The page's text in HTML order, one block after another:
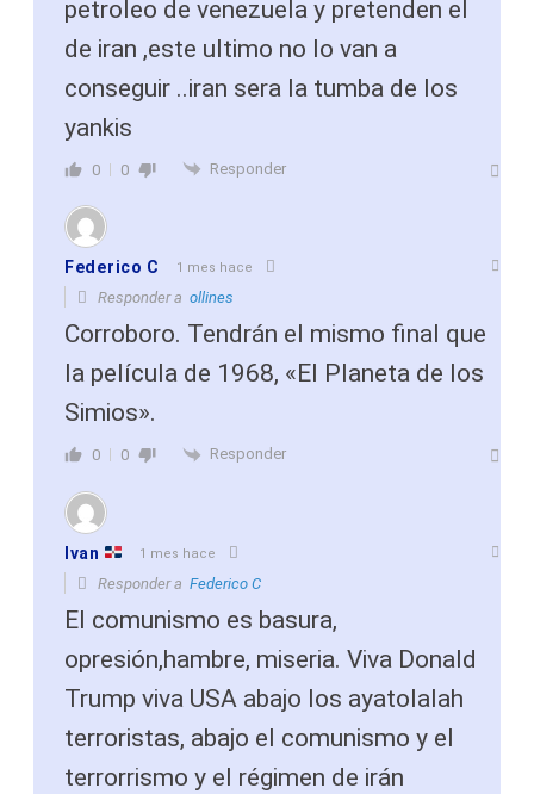
petroleo de venezuela y pretenden el
de iran ,este ultimo no lo van a
conseguir ..iran sera la tumba de los
yankis
0 0 Responder
Federico C 1 mes hace
Responder a ollines
Corroboro. Tendrán el mismo final que
la película de 1968, «El Planeta de los
Simios».
0 0 Responder
Ivan 1 mes hace
Responder a Federico C
El comunismo es basura,
opresión,hambre, miseria. Viva Donald
Trump viva USA abajo los ayatolalah
terroristas, abajo el comunismo y el
terrorrismo y el régimen de irán